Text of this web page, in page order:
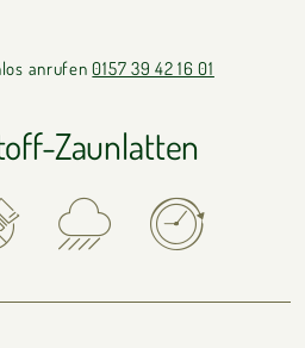
anrufen0157 39 42 16 01
Zaunlatten